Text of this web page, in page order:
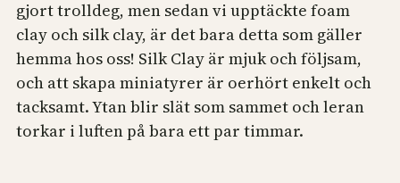
gjort trolldeg, men sedan vi upptäckte foam
clay och silk clay, är det bara detta som gäller
hemma hos oss! Silk Clay är mjuk och följsam,
och att skapa miniatyrer är oerhört enkelt och
tacksamt. Ytan blir slät som sammet och leran
torkar i luften på bara ett par timmar.